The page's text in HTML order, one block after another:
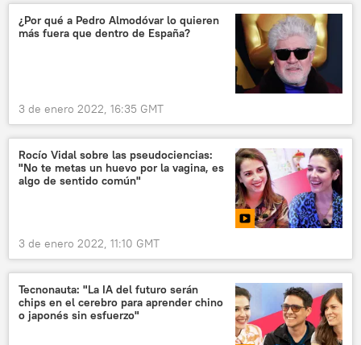
¿Por qué a Pedro Almodóvar lo quieren
más fuera que dentro de España?
3 de enero 2022, 16:35 GMT
Rocío Vidal sobre las pseudociencias:
"No te metas un huevo por la vagina, es
algo de sentido común"
3 de enero 2022, 11:10 GMT
Tecnonauta: "La IA del futuro serán
chips en el cerebro para aprender chino
o japonés sin esfuerzo"